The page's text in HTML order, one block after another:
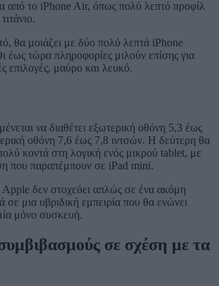
από το iPhone Air, όπως πολύ λεπτό προφίλ
θα μοιάζει με δύο πολύ λεπτά iPhone
έως τώρα πληροφορίες μιλούν επίσης για
επιλογές, μαύρο και λευκό.
να διαθέτει εξωτερική οθόνη 5,3 έως
οθόνη 7,6 έως 7,8 ιντσών. Η δεύτερη θα
κοντά στη λογική ενός μικρού tablet, με
που παραπέμπουν σε iPad mini.
Apple δεν στοχεύει απλώς σε ένα ακόμη
σε μια υβριδική εμπειρία που θα ενώνει
μόνο συσκευή.
σε σχέση με τα